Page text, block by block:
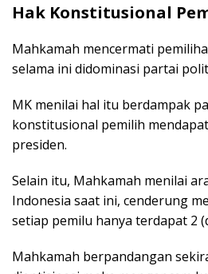
Hak Konstitusional
Mahkamah mencermati
selama ini didominasi partai
MK menilai hal itu berdampak
konstitusional pemilih
presiden.
Selain itu, Mahkamah menilai
Indonesia saat ini, cenderung
setiap pemilu hanya terdapat 2
Mahkamah berpandangan